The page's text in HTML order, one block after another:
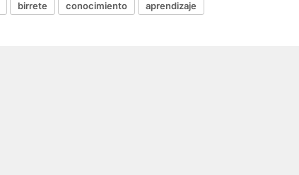
birrete conocimiento aprendizaje